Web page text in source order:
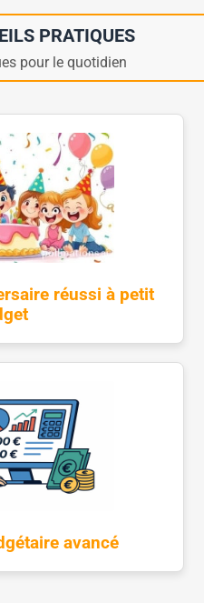
PRATIQUES
pour le quotidien
réussi à petit
avancé